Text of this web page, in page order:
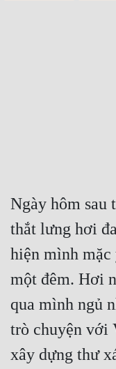
Xa Lộ Dịch
Cung Đấu
Cạnh Kỹ
Cổ Đại
Ngày hôm sau
thắt lưng hơi
hiện mình mặc
một đêm. Hơi
qua mình ngủ
trò chuyện với
xây dựng thư